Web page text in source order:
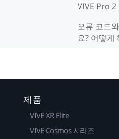
VIVE Pro 2
오류 코드
요? 어떻게
제품
VIVE XR Elite
VIVE Cosmos 시리즈